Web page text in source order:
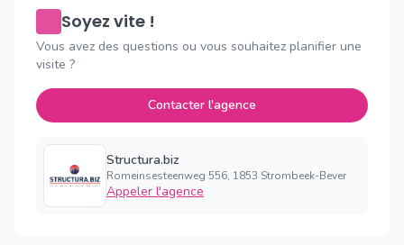
Soyez vite !
Vous avez des questions ou vous souhaitez planifier une
visite ?
Contacter l'agence
Structura.biz
Romeinsesteenweg 556, 1853 Strombeek-Bever
Appeler l'agence